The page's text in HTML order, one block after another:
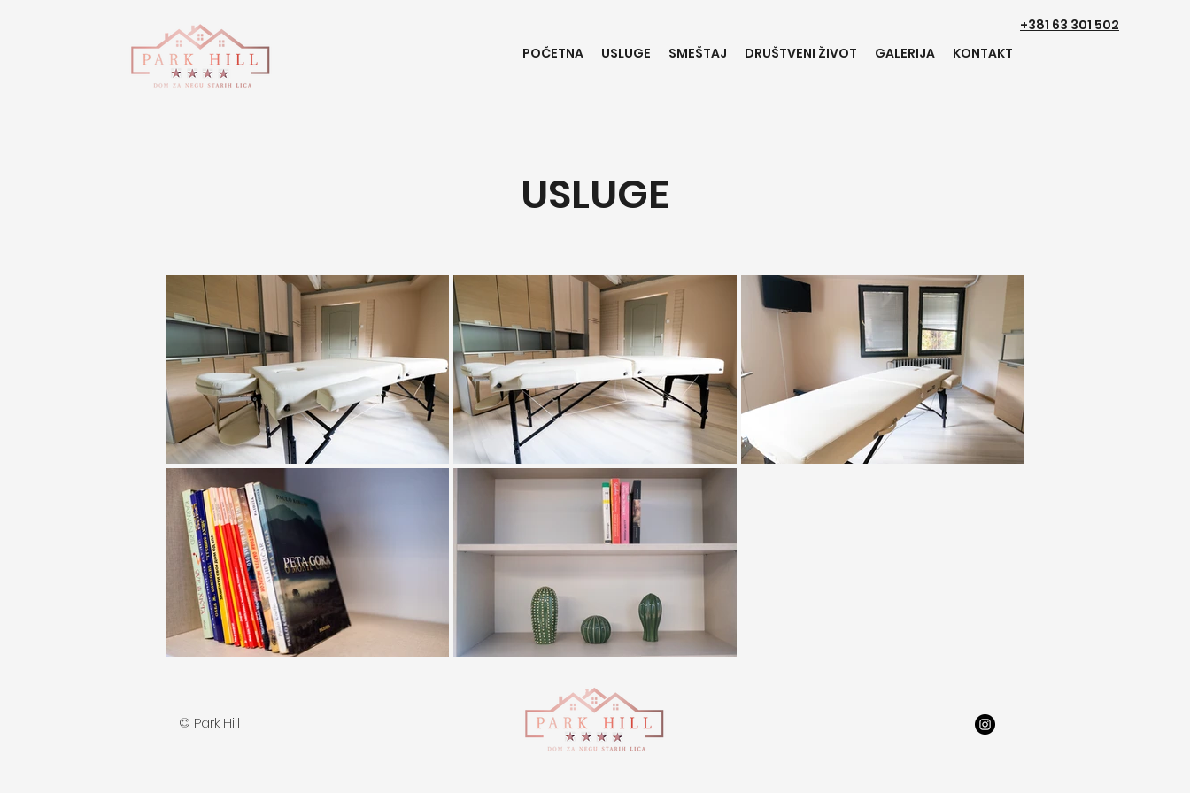
POČETNA USLUGE SMEŠTAJ DRUŠTVENI ŽIVOT GALERIJA KONTAKT
+381 63 301 502
USLUGE
© Park Hill